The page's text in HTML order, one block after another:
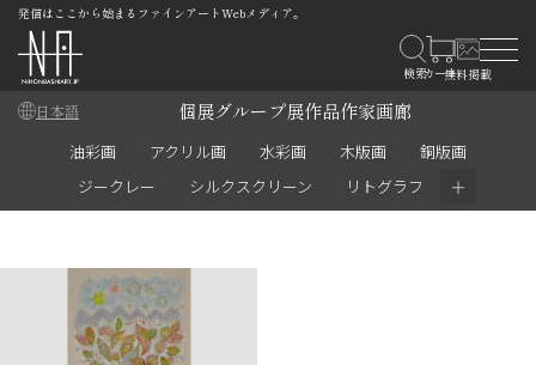
発信はここから始まるファインアートWebメディア。
日本語 個展グループ展作品作家画廊
油彩画 アクリル画 水彩画 木版画
銅版画
ジークレー
シルクスクリーン リトグラフ ＋